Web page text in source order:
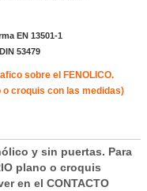
EN 13501-1
53479
sobre el FENOLICO.
croquis con las medidas)
y sin puertas. Para
plano o croquis
en el CONTACTO